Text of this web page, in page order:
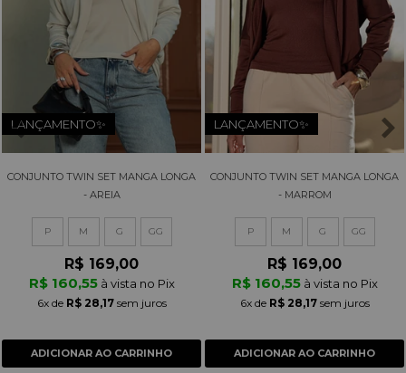
LANÇAMENTO✨
CONJUNTO TWIN SET MANGA LONGA
- AREIA
P M G GG
R$ 169,00
R$ 160,55 à vista no Pix
6xde R$ 28,17sem juros
ADICIONAR AO CARRINHO
LANÇAMENTO✨
CONJUNTO TWIN SET MANGA LONGA
- MARROM
P M G GG
R$ 169,00
R$ 160,55 à vista no Pix
6xde R$ 28,17sem juros
ADICIONAR AO CARRINHO